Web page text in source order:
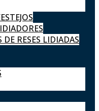
DE RESES LIDIADAS